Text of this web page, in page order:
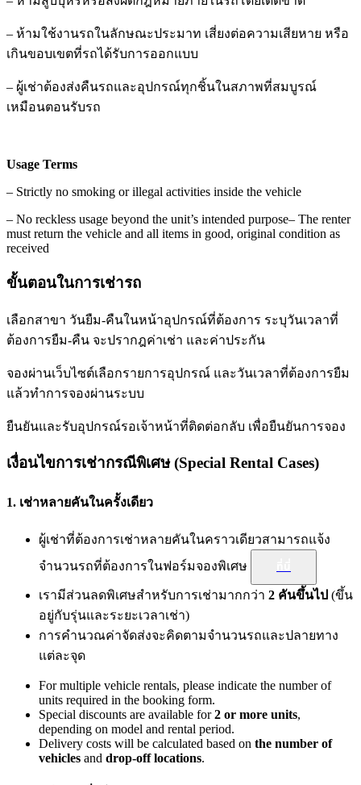
– ห้ามใช้งานรถในลักษณะประมาท เสี่ยงต่อความเสียหาย หรือ
เกินขอบเขตที่รถได้รับการออกแบบ
– ผู้เช่าต้องส่งคืนรถและอุปกรณ์ทุกชิ้นในสภาพที่สมบูรณ์
เหมือนตอนรับรถ
Usage Terms
– Strictly no smoking or illegal activities inside the vehicle
– No reckless usage beyond the unit’s intended purpose– The renter
must return the vehicle and all items in good, original condition as
received
ขั้นตอนในการเช่ารถ
เลือกสาขา วันยืม-คืนในหน้าอุปกรณ์ที่ต้องการ ระบุวันเวลาที่
ต้องการยืม-คืน จะปรากฎค่าเช่า และค่าประกัน
จองผ่านเว็บไซต์เลือกรายการอุปกรณ์ และวันเวลาที่ต้องการยืม
แล้วทำการจองผ่านระบบ
ยืนยันและรับอุปกรณ์รอเจ้าหน้าที่ติดต่อกลับ เพื่อยืนยันการจอง
เงื่อนไขการเช่ากรณีพิเศษ (Special Rental Cases)
1. เช่าหลายคันในครั้งเดียว
ผู้เช่าที่ต้องการเช่าหลายคันในคราวเดียวสามารถแจ้ง
จำนวนรถที่ต้องการในฟอร์มจองพิเศษ
เรามีส่วนลดพิเศษสำหรับการเช่ามากกว่า 2 คันขึ้นไป (ขึ้น
อยู่กับรุ่นและระยะเวลาเช่า)
การคำนวณค่าจัดส่งจะคิดตามจำนวนรถและปลายทาง
แต่ละจุด
For multiple vehicle rentals, please indicate the number of
units required in the booking form.
Special discounts are available for2 or more units,
depending on model and rental period.
Delivery costs will be calculated based on the number of
vehicles and drop-off locations.